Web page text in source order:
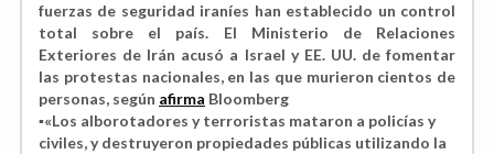
fuerzas de seguridad iraníes han establecido un control
total sobre el país. El Ministerio de Relaciones
Exteriores de Irán acusó a Israel y EE. UU. de fomentar
las protestas nacionales, en las que murieron cientos de
personas, según afirma Bloomberg
▪️«Los alborotadores y terroristas mataron a policías y
civiles, y destruyeron propiedades públicas utilizando la